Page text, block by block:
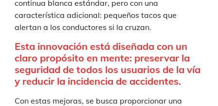
continua blanca estándar, pero con una
característica adicional: pequeños tacos que
alertan a los conductores si la cruzan.
Esta innovación está diseñada con un
claro propósito en mente: preservar la
seguridad de todos los usuarios de la vía
y reducir la incidencia de accidentes.
Con estas mejoras, se busca proporcionar una